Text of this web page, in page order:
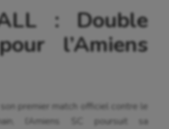
: Double
l’Amiens
son premier match officiel contre le
l’Amiens SC poursuit sa